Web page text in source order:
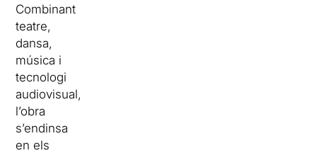
Combinant
teatre,
dansa,
música i
tecnologi
audiovisual,
l’obra
s’endinsa
en els